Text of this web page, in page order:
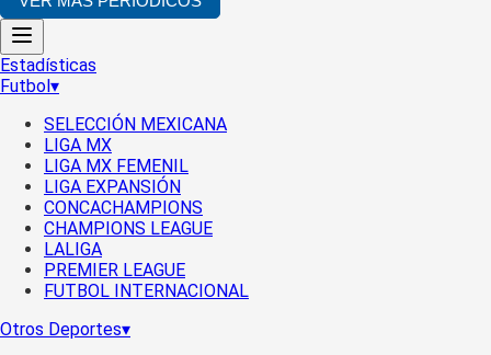
Estadísticas
Futbol▾
SELECCIÓN MEXICANA
LIGA MX
LIGA MX FEMENIL
LIGA EXPANSIÓN
CONCACHAMPIONS
CHAMPIONS LEAGUE
LALIGA
PREMIER LEAGUE
FUTBOL INTERNACIONAL
Otros Deportes▾